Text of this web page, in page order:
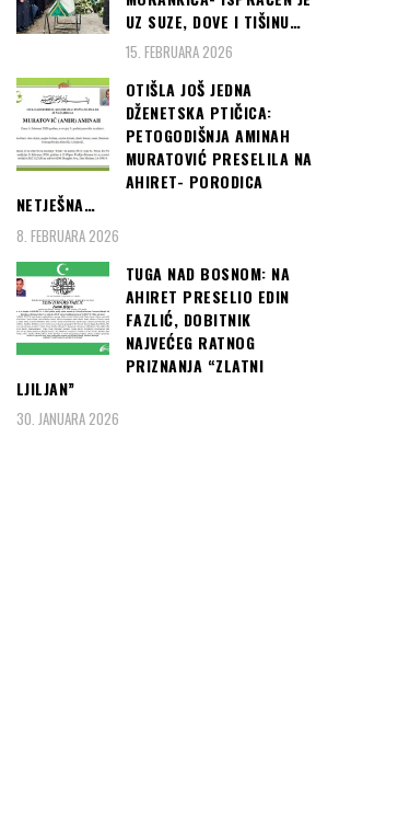
UZ SUZE, DOVE I TIŠINU…
15. FEBRUARA 2026
OTIŠLA JOŠ JEDNA
DŽENETSKA PTIČICA:
PETOGODIŠNJA AMINAH
MURATOVIĆ PRESELILA NA
AHIRET- PORODICA
NETJEŠNA…
8. FEBRUARA 2026
TUGA NAD BOSNOM: NA
AHIRET PRESELIO EDIN
FAZLIĆ, DOBITNIK
NAJVEĆEG RATNOG
PRIZNANJA “ZLATNI
LJILJAN”
30. JANUARA 2026